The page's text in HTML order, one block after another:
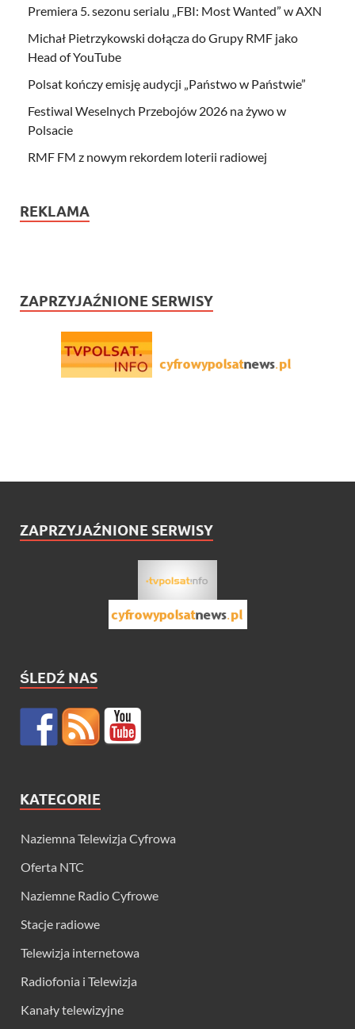
Premiera 5. sezonu serialu „FBI: Most Wanted” w AXN
Michał Pietrzykowski dołącza do Grupy RMF jako
Head of YouTube
Polsat kończy emisję audycji „Państwo w Państwie”
Festiwal Weselnych Przebojów 2026 na żywo w
Polsacie
RMF FM z nowym rekordem loterii radiowej
REKLAMA
ZAPRZYJAŹNIONE SERWISY
ZAPRZYJAŹNIONE SERWISY
ŚLEDŹ NAS
KATEGORIE
Naziemna Telewizja Cyfrowa
Oferta NTC
Naziemne Radio Cyfrowe
Stacje radiowe
Telewizja internetowa
Radiofonia i Telewizja
Kanały telewizyjne